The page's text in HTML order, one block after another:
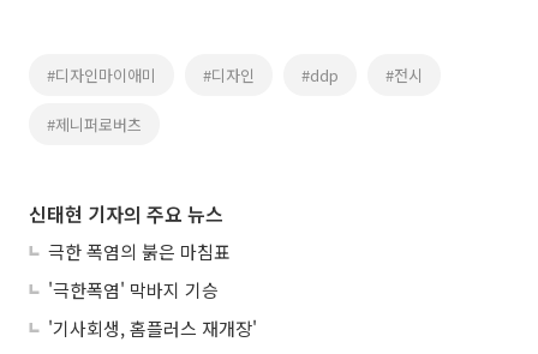
#디자인마이애미 #디자인 #ddp #전시
#제니퍼로버츠
신태현 기자의 주요 뉴스
극한 폭염의 붉은 마침표
'극한폭염' 막바지 기승
'기사회생, 홈플러스 재개장'